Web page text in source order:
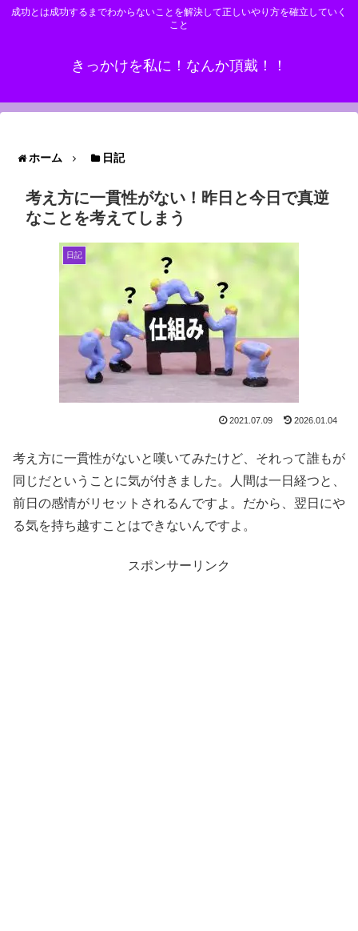
成功とは成功するまでわからないことを解決して正しいやり方を確立していく
こと
きっかけを私に！なんか頂戴！！
ホーム 日記
考え方に一貫性がない！昨日と今日で真逆
なことを考えてしまう
日記
2021.07.09 2026.01.04
考え方に一貫性がないと嘆いてみたけど、それって誰もが
同じだということに気が付きました。人間は一日経つと、
前日の感情がリセットされるんですよ。だから、翌日にや
る気を持ち越すことはできないんですよ。
スポンサーリンク